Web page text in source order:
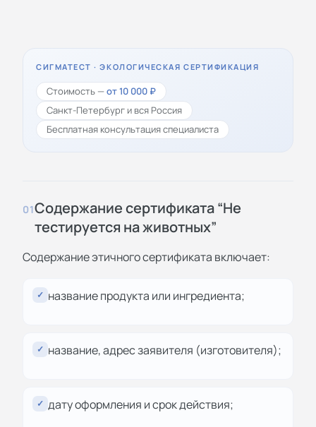
СИГМАТЕСТ · ЭКОЛОГИЧЕСКАЯ СЕРТИФИКАЦИЯ
Стоимость —от 10 000 ₽
Санкт-Петербург и вся Россия
Бесплатная консультация специалиста
01Содержание сертификата “Не
тестируется на животных”
Содержание этичного сертификата включает:
✓ название продукта или ингредиента;
✓ название, адрес заявителя (изготовителя);
✓ дату оформления и срок действия;